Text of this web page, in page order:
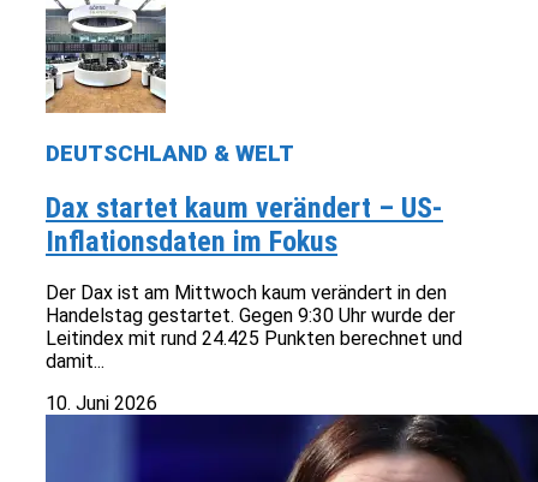
DEUTSCHLAND & WELT
Dax startet kaum verändert – US-
Inflationsdaten im Fokus
Der Dax ist am Mittwoch kaum verändert in den
Handelstag gestartet. Gegen 9:30 Uhr wurde der
Leitindex mit rund 24.425 Punkten berechnet und
damit...
10. Juni 2026